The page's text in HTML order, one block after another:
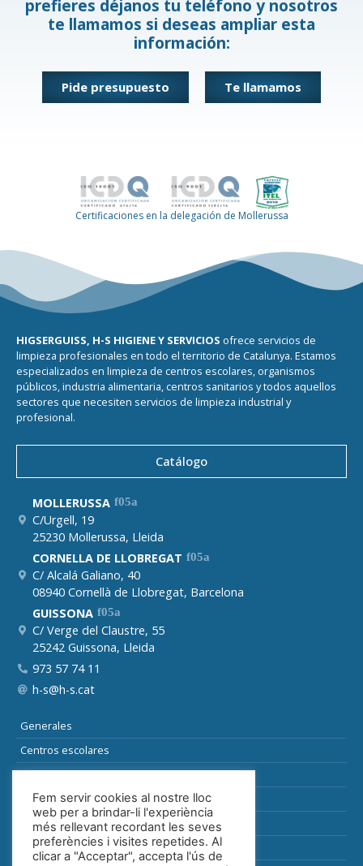
prefieres déjanos tu teléfono y nosotros
te llamamos si deseas ampliar esta
información:
Pide presupuesto Te llamamos
Certificaciones en la delegación de Mollerussa
HIGSERGUISS, H-S HIGIENE Y SERVICIOS ofrece servicios de
limpieza profesionales en todo el territorio de Catalunya. Estamos
especializados en limpieza de centros escolares, organismos
públicos, industria alimentaria, centros sanitarios y todos aquellos
sectores que necesiten servicios de limpieza industrial y
profesional.
Catálogo
MOLLERUSSA
C/Urgell, 19
25230 Mollerussa, Lleida
CORNELLA DE LLOBREGAT
C/ Alcalá Galiano, 40
08940 Cornellà de Llobregat, Barcelona
GUISSONA
C/ Verge del Claustre, 55
25242 Guissona, Lleida
973 57 74 11
h-s@h-s.cat
Generales
Centros escolares
Suelo
Especiales y auxiliares
Industria
Sanitaria
Fem servir cookies al nostre lloc
web per a brindar-li l'experiència
més rellevant recordant les seves
preferències i visites repetides. Al
clicar a "Acceptar", accepta l'ús de